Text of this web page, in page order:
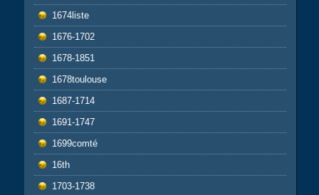
1674liste
1676-1702
1678-1851
1678toulouse
1687-1714
1691-1747
1699comté
16th
1703-1738